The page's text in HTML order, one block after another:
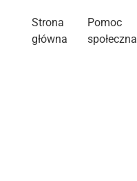
Strona
główna
Pomoc
społeczna